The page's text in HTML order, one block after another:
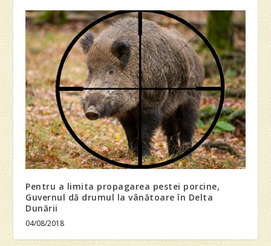
Pentru a limita propagarea pestei porcine,
Guvernul dă drumul la vânătoare în Delta
Dunării
04/08/2018